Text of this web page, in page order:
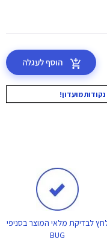
הוסף לעגלה
לבדיקת מלאי המוצר בסניפי
BUG